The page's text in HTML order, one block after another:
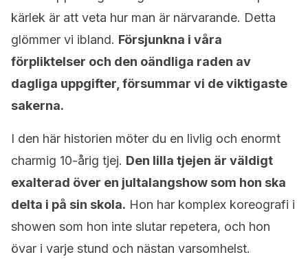
kärlek är att veta hur man är närvarande. Detta
glömmer vi ibland. Försjunkna i våra
förpliktelser och den oändliga raden av
dagliga uppgifter, försummar vi de viktigaste
sakerna.
I den här historien möter du en livlig och enormt
charmig 10-årig tjej. Den lilla tjejen är väldigt
exalterad över en jultalangshow som hon ska
delta i på sin skola. Hon har komplex koreografi i
showen som hon inte slutar repetera, och hon
övar i varje stund och nästan varsomhelst.